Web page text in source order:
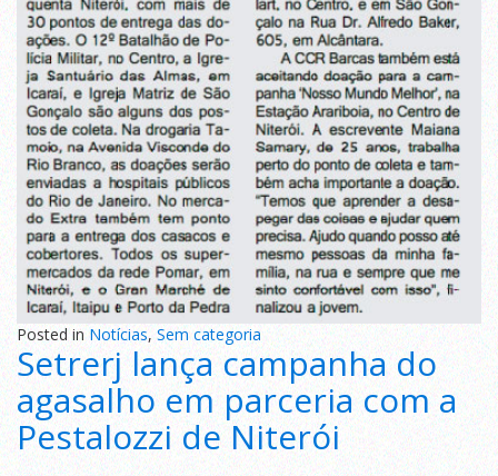
Posted in Notícias,Sem categoria
Setrerj lança campanha do
agasalho em parceria com a
Pestalozzi de Niterói